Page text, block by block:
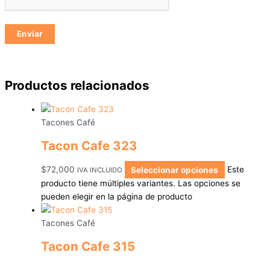
Productos relacionados
Tacones Café
Tacon Cafe 323
$72,000 IVA INCLUIDO Seleccionar opciones
Este
producto tiene múltiples variantes. Las opciones se
pueden elegir en la página de producto
Tacones Café
Tacon Cafe 315